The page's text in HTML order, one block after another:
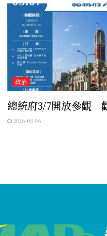
政治
總統府3/7開放參觀
2026-03-06